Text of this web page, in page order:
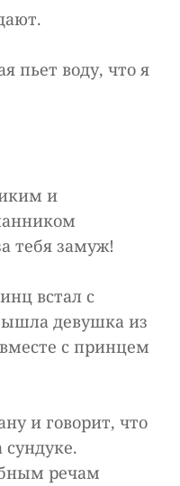
пьет воду, что я
и
тебя замуж!
встал с
девушка из
с принцем
и говорит, что
сундуке.
речам